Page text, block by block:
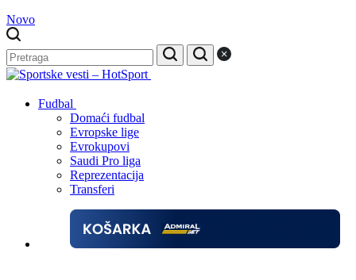
Novo
Fudbal
Domaći fudbal
Evropske lige
Evrokupovi
Saudi Pro liga
Reprezentacija
Transferi